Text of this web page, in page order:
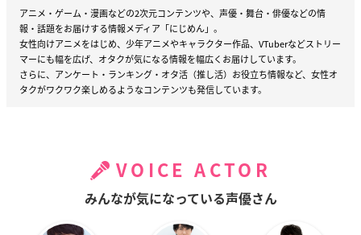
アニメ・ゲーム・漫画などの2次元コンテンツや、声優・舞台・俳優などの情
報・話題をお届けする情報メディア「にじめん」。
女性向けアニメをはじめ、少年アニメやキャラクター作品、VTuberなどストリー
マーにも幅を広げ、オタクが気になる情報を幅広くお届けしています。
さらに、アンケート・ランキング・オタ活（推し活）お役立ち情報など、女性オ
タクがワクワク楽しめるようなコンテンツも発信しています。
VOICE ACTOR
みんなが気になっている声優さん